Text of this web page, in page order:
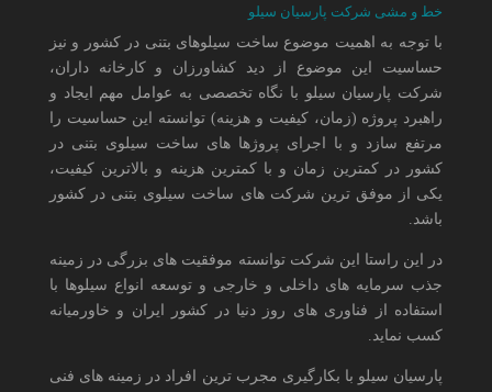
خط و مشی شرکت پارسیان سیلو
با توجه به اهمیت موضوع ساخت سیلوهای بتنی در کشور و نیز
حساسیت این موضوع از دید کشاورزان و کارخانه داران،
شرکت پارسیان سیلو با نگاه تخصصی به عوامل مهم ایجاد و
راهبرد پروژه (زمان، کیفیت و هزینه) توانسته این حساسیت را
مرتفع سازد و با اجرای پروژها های ساخت سیلوی بتنی در
کشور در کمترین زمان و با کمترین هزینه و بالاترین کیفیت،
یکی از موفق ترین شرکت های ساخت سیلوی بتنی در کشور
باشد.
در این راستا این شرکت توانسته موفقیت های بزرگی در زمینه
جذب سرمایه های داخلی و خارجی و توسعه انواع سیلوها با
استفاده از فناوری های روز دنیا در کشور ایران و خاورمیانه
کسب نماید.
پارسیان سیلو با بکارگیری مجرب ترین افراد در زمینه های فنی